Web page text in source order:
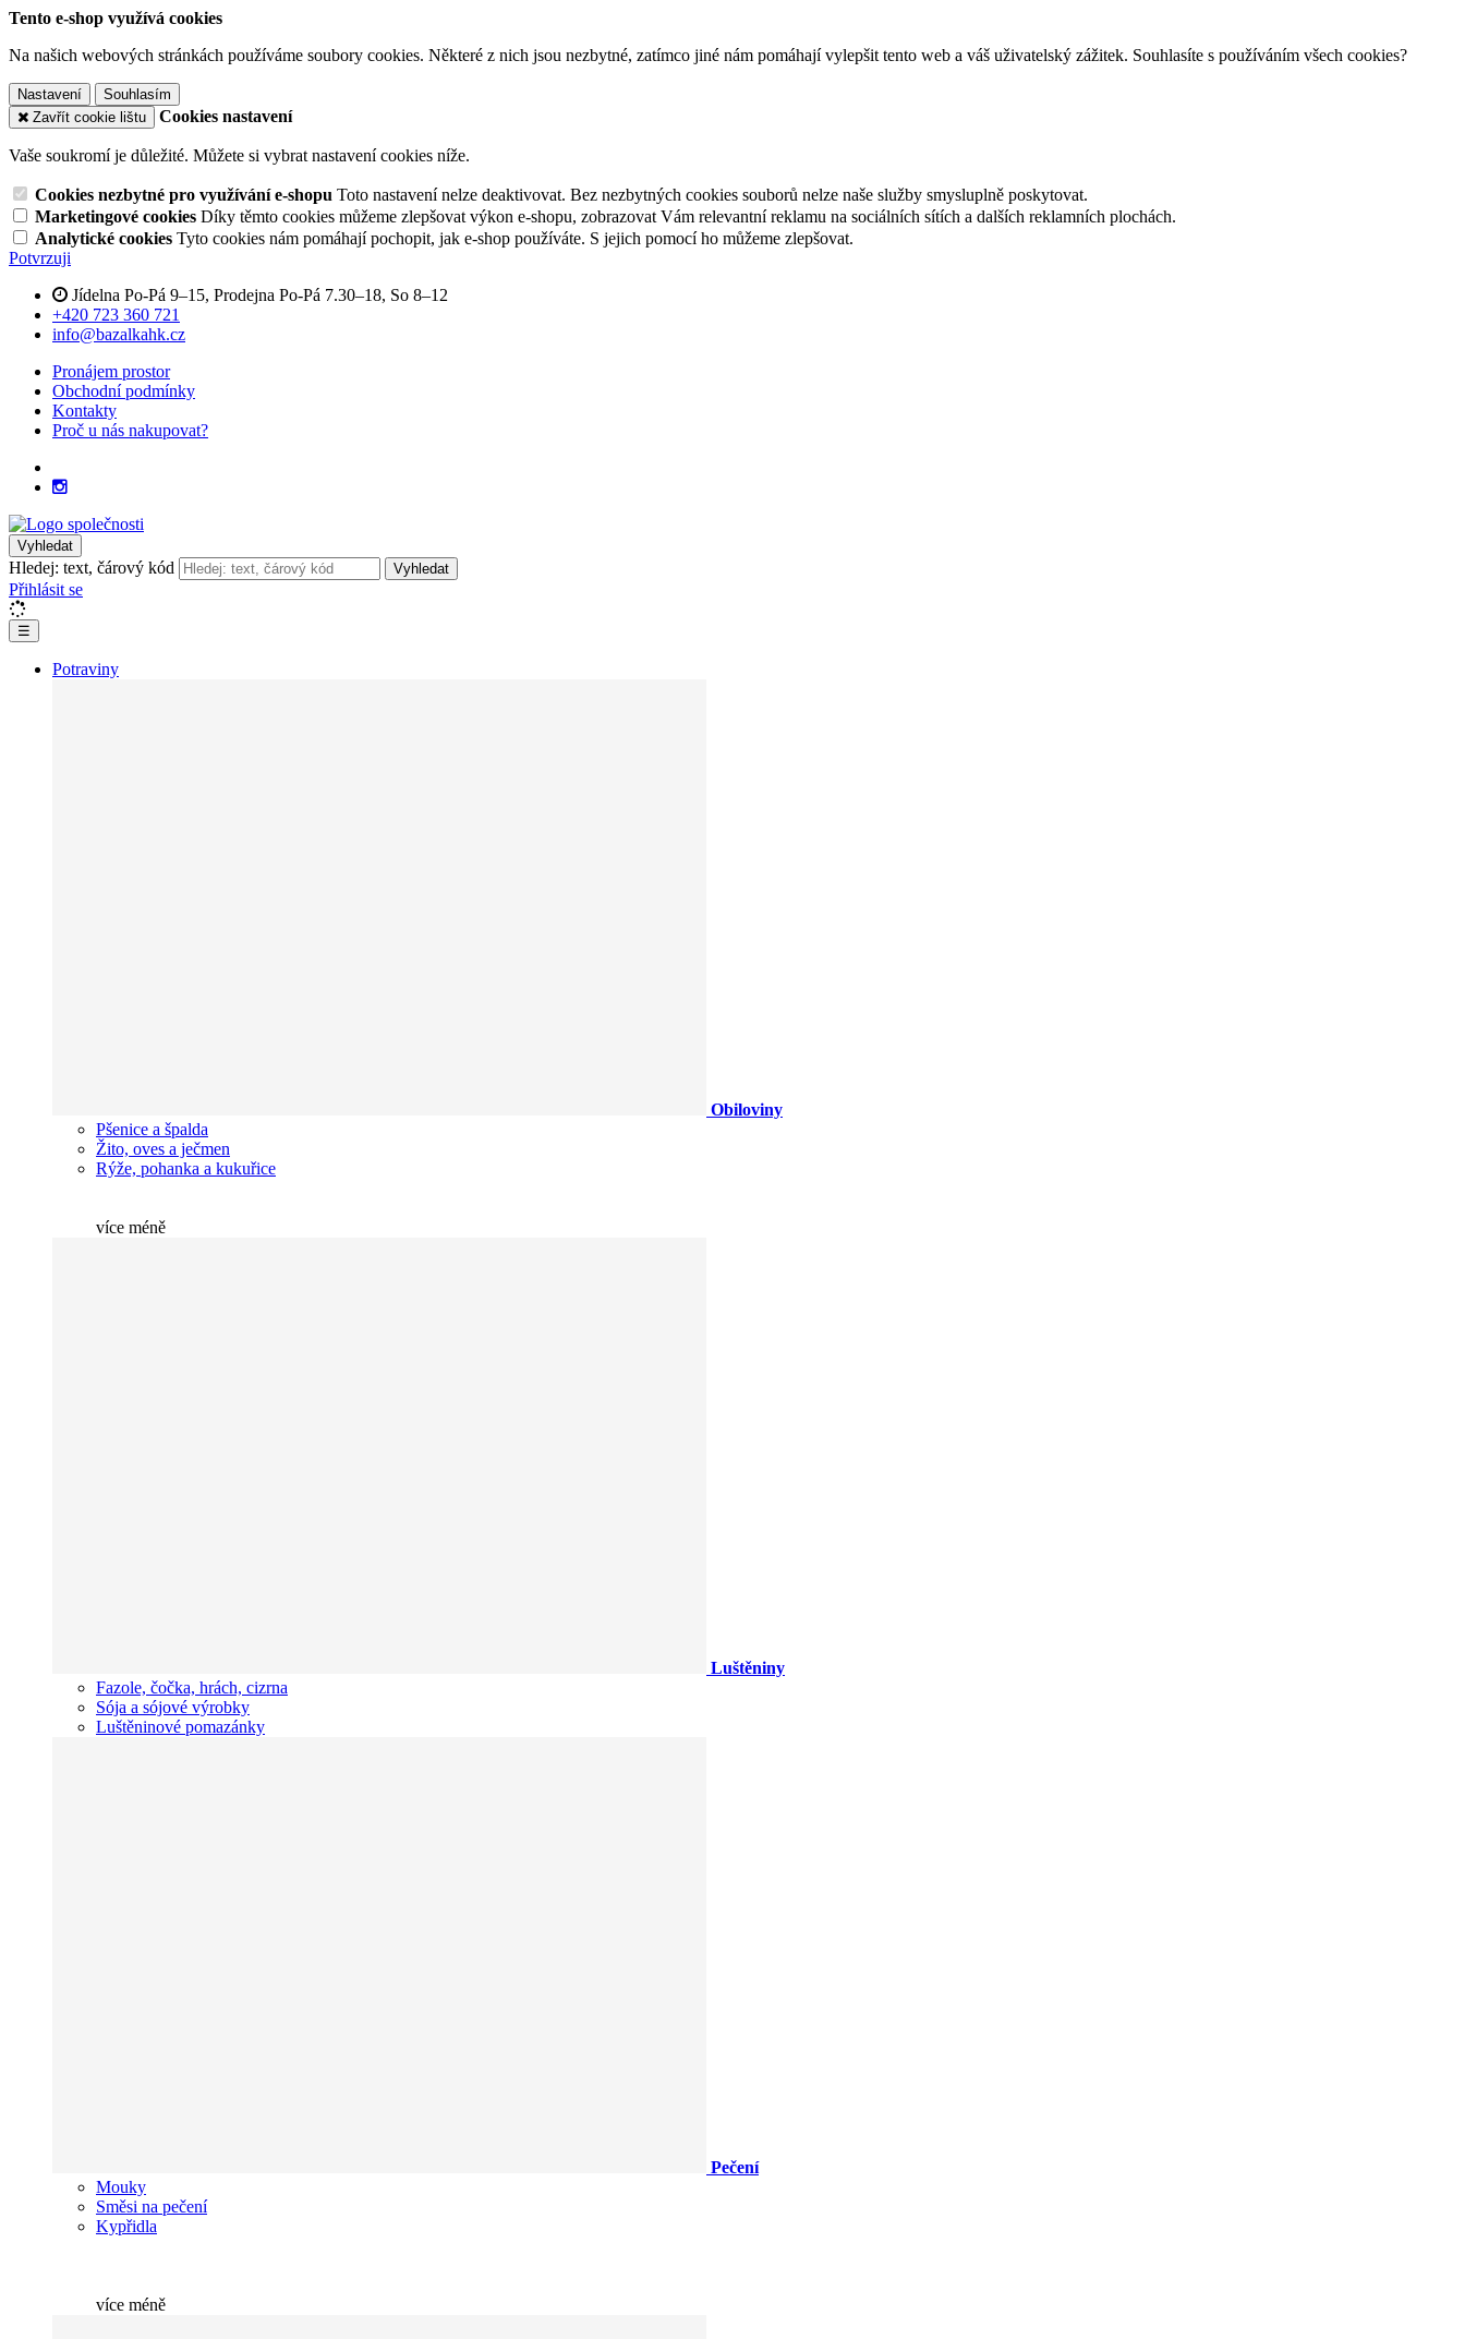
Tento e-shop využívá cookies
Na našich webových stránkách používáme soubory cookies. Některé z nich jsou nezbytné, zatímco jiné nám pomáhají vylepšit tento web a váš uživatelský zážitek. Souhlasíte s používáním všech cookies?
Nastavení
Souhlasím
Zavřít cookie lištu
Cookies nastavení
Vaše soukromí je důležité. Můžete si vybrat nastavení cookies níže.
Cookies nezbytné pro využívání e-shopu Toto nastavení nelze deaktivovat. Bez nezbytných cookies souborů nelze naše služby smysluplně poskytovat.
Marketingové cookies Díky těmto cookies můžeme zlepšovat výkon e-shopu, zobrazovat Vám relevantní reklamu na sociálních sítích a dalších reklamních plochách.
Analytické cookies Tyto cookies nám pomáhají pochopit, jak e-shop používáte. S jejich pomocí ho můžeme zlepšovat.
Potvrzuji
Jídelna Po-Pá 9–15, Prodejna Po-Pá 7.30–18, So 8–12
+420 723 360 721
info@bazalkahk.cz
Pronájem prostor
Obchodní podmínky
Kontakty
Proč u nás nakupovat?
Vyhledat
Hledej: text, čárový kód Vyhledat
Přihlásit se
☰
Potraviny
Obiloviny
Pšenice a špalda
Žito, oves a ječmen
Rýže, pohanka a kukuřice
více méně
Luštěniny
Fazole, čočka, hrách, cizrna
Sója a sójové výrobky
Luštěninové pomazánky
Pečení
Mouky
Směsi na pečení
Kypřidla
více méně